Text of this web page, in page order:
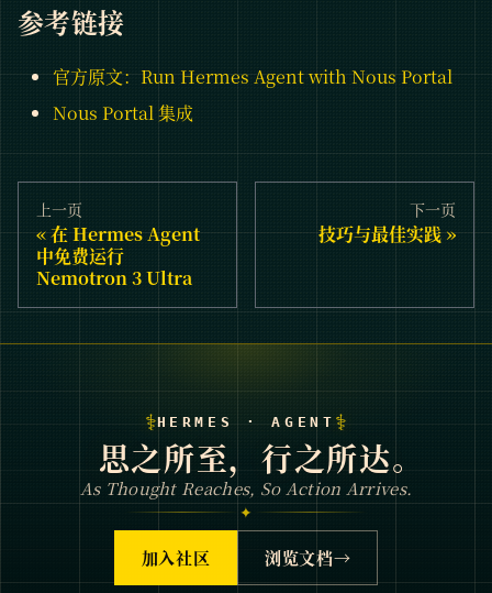
参考链接
官方原文：Run Hermes Agent with Nous Portal
Nous Portal 集成
上一页
在 Hermes Agent
中免费运行
Nemotron 3 Ultra
下一页
技巧与最佳实践
⚕HERMES · AGENT ⚕
思之所至，行之所达。
As Thought Reaches, So Action Arrives.
✦
加入社区 浏览文档→